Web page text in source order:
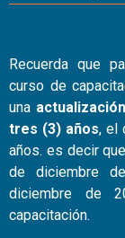
Recuerda que
curso de
una
tres (3) años, el
años. es decir
de diciembre
diciembre de
capacitación.